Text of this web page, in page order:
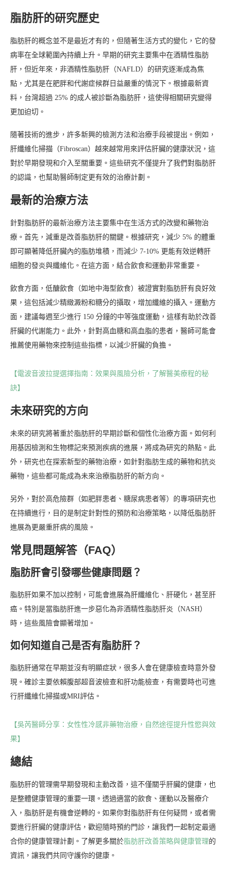
脂肪肝的研究歷史
脂肪肝的概念並不是最近才有的，但隨著生活方式的變化，它的發
病率在全球範圍內持續上升。早期的研究主要集中在酒精性脂肪
肝，但近年來，非酒精性脂肪肝（NAFLD）的研究逐漸成為焦
點，尤其是在肥胖和代謝症候群日益嚴重的情況下。根據最新資
料，台灣超過 25% 的成人被診斷為脂肪肝，這使得相關研究變得
更加迫切。
隨著技術的進步，許多新興的檢測方法和治療手段被提出。例如，
肝纖維化掃描（Fibroscan）越來越常用來評估肝臟的健康狀況，這
對於早期發現和介入至關重要。這些研究不僅提升了我們對脂肪肝
的認識，也幫助醫師制定更有效的治療計劃。
最新的治療方法
針對脂肪肝的最新治療方法主要集中在生活方式的改變和藥物治
療。首先，減重是改善脂肪肝的關鍵。根據研究，減少 5% 的體重
即可顯著降低肝臟內的脂肪堆積，而減少 7-10% 更能有效逆轉肝
細胞的發炎與纖維化。在這方面，結合飲食和運動非常重要。
飲食方面，低醣飲食（如地中海型飲食）被證實對脂肪肝有良好效
果，這包括減少精緻澱粉和糖分的攝取，增加纖維的攝入。運動方
面，建議每週至少進行 150 分鐘的中等強度運動，這樣有助於改善
肝臟的代謝能力。此外，針對高血糖和高血脂的患者，醫師可能會
推薦使用藥物來控制這些指標，以減少肝臟的負擔。
【電波音波拉提選擇指南：效果與風險分析，了解醫美療程的秘
訣】
未來研究的方向
未來的研究將著重於脂肪肝的早期診斷和個性化治療方面。如何利
用基因檢測和生物標記來預測疾病的進展，將成為研究的熱點。此
外，研究也在探索新型的藥物治療，如針對脂肪生成的藥物和抗炎
藥物，這些都可能成為未來治療脂肪肝的新方向。
另外，對於高危險群（如肥胖患者、糖尿病患者等）的專項研究也
在持續進行，目的是制定針對性的預防和治療策略，以降低脂肪肝
進展為更嚴重肝病的風險。
常見問題解答（FAQ）
脂肪肝會引發哪些健康問題？
脂肪肝如果不加以控制，可能會進展為肝纖維化、肝硬化，甚至肝
癌。特別是當脂肪肝進一步惡化為非酒精性脂肪肝炎（NASH）
時，這些風險會顯著增加。
如何知道自己是否有脂肪肝？
脂肪肝通常在早期並沒有明顯症狀，很多人會在健康檢查時意外發
現。確診主要依賴腹部超音波檢查和肝功能檢查，有需要時也可進
行肝纖維化掃描或MRI評估。
【吳芮醫師分享：女性性冷感非藥物治療，自然途徑提升性慾與效
果】
總結
脂肪肝的管理需早期發現和主動改善，這不僅關乎肝臟的健康，也
是整體健康管理的重要一環。透過適當的飲食、運動以及醫療介
入，脂肪肝是有機會逆轉的。如果你對脂肪肝有任何疑問，或者需
要進行肝臟的健康評估，歡迎隨時預約門診，讓我們一起制定最適
合你的健康管理計劃。了解更多關於脂肪肝改善策略與健康管理的
資訊，讓我們共同守護你的健康。